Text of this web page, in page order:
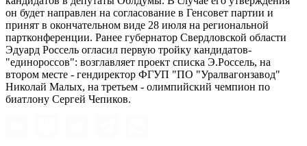
он будет направлен на согласование в Генсовет партии и
принят в окончательном виде 28 июля на региональной
партконференции. Ранее губернатор Свердловской области
Эдуард Россель огласил первую тройку кандидатов-
"единороссов": возглавляет проект списка Э.Россель, на
втором месте - гендиректор ФГУП "ПО "Уралвагонзавод"
Николай Малых, на третьем - олимпийский чемпион по
биатлону Сергей Чепиков.